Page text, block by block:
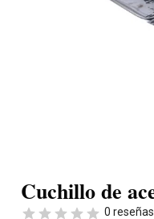
Cuchillo de
0 reseñas